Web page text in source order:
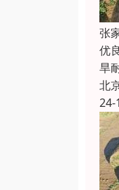
张
优
旱
北
24-